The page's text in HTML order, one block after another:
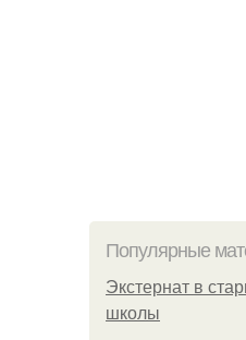
Популярные
Экстернат в
школы